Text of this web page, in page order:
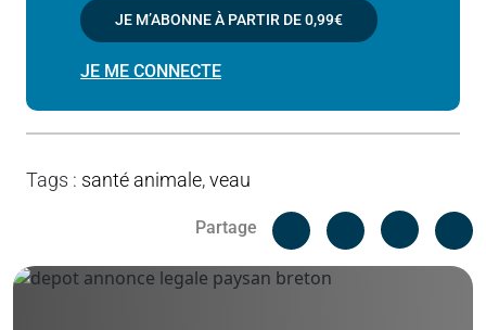
JE M’ABONNE À PARTIR DE0,99€
JE ME CONNECTE
Tags : santé animale,veau
Partage
Facebook
Linked